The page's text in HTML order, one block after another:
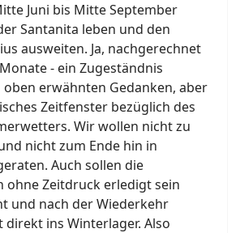
Juni bis Mitte September
Santanita leben und den
ausweiten. Ja, nachgerechnet
- ein Zugeständnis
erwähnten Gedanken, aber
Zeitfenster bezüglich des
Wir wollen nicht zu
nicht zum Ende hin in
Auch sollen die
ohne Zeitdruck erledigt sein
und nach der Wiederkehr
ins Winterlager. Also